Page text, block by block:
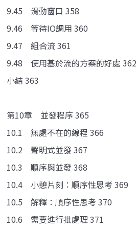
9.45 滑動窗口 358
9.46 等待IO調用 360
9.47 組合流 361
9.48 使用基於流的方案的好處 362
小結 363
第10章 並發程序 365
10.1 無處不在的線程 366
10.2 聲明式並發 367
10.3 順序與並發 368
10.4 小憩片刻：順序性思考 369
10.5 解釋：順序性思考 370
10.6 需要進行批處理 371